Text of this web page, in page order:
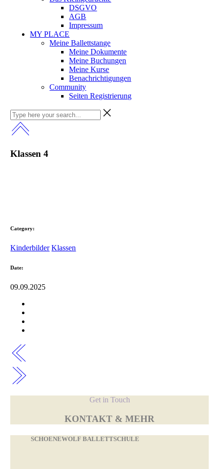
DSGVO
AGB
Impressum
MY PLACE
Meine Ballettstange
Meine Dokumente
Meine Buchungen
Meine Kurse
Benachrichtigungen
Community
Seiten Registrierung
Klassen 4
Category:
Kinderbilder Klassen
Date:
09.09.2025
Get in Touch
KONTAKT & MEHR
SCHOENEWOLF BALLETTSCHULE